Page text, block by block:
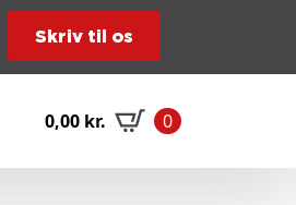
Skriv til os
0,00 kr. 0